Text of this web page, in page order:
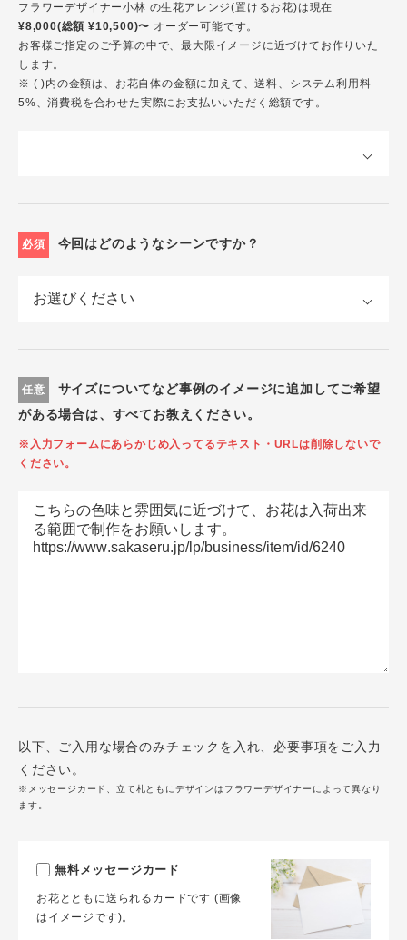
フラワーデザイナー小林 の生花アレンジ(置けるお花)は現在
¥8,000(総額 ¥10,500)〜 オーダー可能です。
お客様ご指定のご予算の中で、最大限イメージに近づけてお作りいた
します。
※ ( )内の金額は、お花自体の金額に加えて、送料、システム利用料
5%、消費税を合わせた実際にお支払いいただく総額です。
必須 今回はどのようなシーンですか？
任意
サイズについてなど事例のイメージに追加してご希望
がある場合は、すべてお教えください。
※入力フォームにあらかじめ入ってるテキスト・URLは削除しないで
ください。
以下、ご入用な場合のみチェックを入れ、必要事項をご入力
ください。
※メッセージカード、立て札ともにデザインはフラワーデザイナーによって異なり
ます。
無料メッセージカード
お花とともに送られるカードです (画像
はイメージです)。